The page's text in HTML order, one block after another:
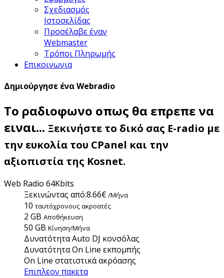
Σχεδιασμός
Ιστοσελίδας
Προσέλαβε έναν
Webmaster
Τρόποι Πληρωμής
Επικοινωνια
Δημιούργησε ένα Webradio
Το ραδιοφωνο οπως θα επρεπε να
ειναι... Ξεκινήστε το δικό σας E-radio με
την ευκολία του CPanel και την
αξιοπιστία της Kosnet.
Web Radio 64Kbits
Ξεκινώντας από:8.66€/Μήνα
10 ταυτόχρονους ακροατές
2 GB Aποθήκευση
50 GB Κίνηση/Μήνα
Δυνατότητα Auto DJ κονσόλας
Δυνατότητα On Line εκπομπής
On Line στατιστικά ακρόασης
Επιπλεον πακετα